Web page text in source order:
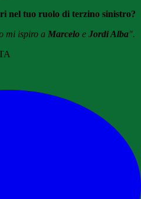
nel tuo ruolo di terzino sinistro?
mi ispiro a Marcelo e Jordi Alba".